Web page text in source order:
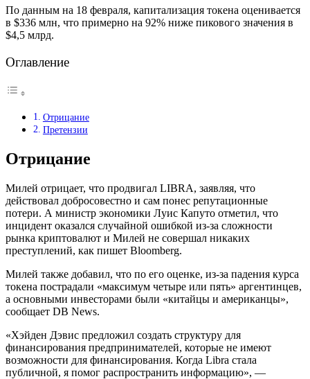
По данным на 18 февраля, капитализация токена оценивается
в $336 млн, что примерно на 92% ниже пикового значения в
$4,5 млрд.
Оглавление
Отрицание
Претензии
Отрицание
Милей отрицает, что продвигал LIBRA, заявляя, что
действовал добросовестно и сам понес репутационные
потери. А министр экономики Луис Капуто отметил, что
инцидент оказался случайной ошибкой из-за сложности
рынка криптовалют и Милей не совершал никаких
преступлений, как пишет Bloomberg.
Милей также добавил, что по его оценке, из-за падения курса
токена пострадали «максимум четыре или пять» аргентинцев,
а основными инвесторами были «китайцы и американцы»,
сообщает DB News.
«Хэйден Дэвис предложил создать структуру для
финансирования предпринимателей, которые не имеют
возможности для финансирования. Когда Libra стала
публичной, я помог распространить информацию», —